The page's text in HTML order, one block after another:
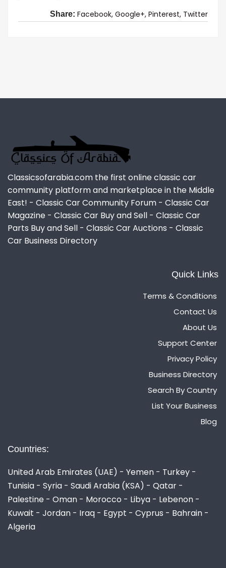
Share: Facebook, Google+, Pinterest, Twitter
Classicsofarabia.com the first online classic car
community platform and marketplace in the Middle
East! - Classic Car Community Forum - Classic Car
Magazine - Classic Car Buy and Sell - Classic Car
Parts Buy and Sell - Classic Car Auctions - Classic
Car Business Directory
Quick Links
Terms & Conditions
Contact Us
About Us
Support Center
Privacy Policy
Business Directory
Search By Country
List Your Business
Blog
Countries:
United Arab Emirates (UAE) - Yemen - Turkey -
Tunisia - Syria - Saudi Arabia (KSA) - Qatar -
Palestine - Oman - Morocco - Libya - Lebenon -
Kuwait - Jordan - Iraq - Egypt - Cyprus - Bahrain -
Algeria